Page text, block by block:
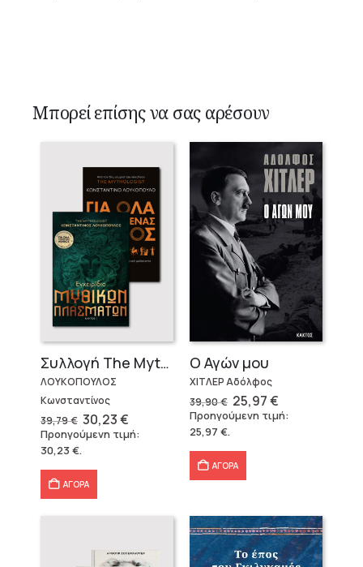
Μπορεί επίσης να σας αρέσουν
Συλλογή The Mythologist (2 βιβλία)
ΛΟΥΚΟΠΟΥΛΟΣ
Κωνσταντίνος
39,79€ Original
price
was:
39,79 €.
30,23€Η
τρέχουσα
τιμή
Προηγούμενη τιμή:
30,23€.
ΑΓΟΡΑ
Ο Αγών μου
ΧΙΤΛΕΡ Αδόλφος
39,90€ Original
price
was:
25,97€Η
τρέχουσα
τιμή
Προηγούμενη τιμή:
25,97 €.
ΑΓΟΡΑ